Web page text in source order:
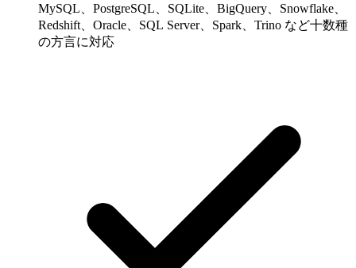
MySQL、PostgreSQL、SQLite、BigQuery、Snowflake、
Redshift、Oracle、SQL Server、Spark、Trino など十数種
の方言に対応